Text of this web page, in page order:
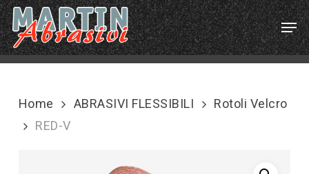
Skip
to
main
content
Home ABRASIVI FLESSIBILI
Rotoli Velcro
RED-V
Menu